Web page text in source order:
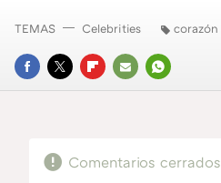
FACEBOOK
TWITTERFLIPBOARD
E-
WHATSAPP
TEMAS Celebrities corazón
Comentarios cerrados